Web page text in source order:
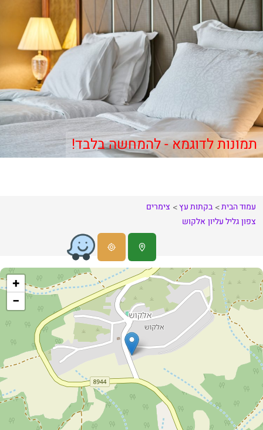
תמונות לדוגמא - להמחשה בלבד!
עמוד הבית בקתות עץ
צימרים
צפוןגליל עליון אלקוש
+
−